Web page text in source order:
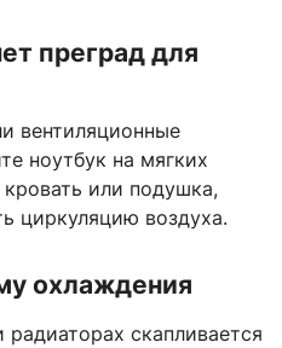
преград для
вентиляционные
ноутбук на мягких
кровать или подушка,
циркуляцию воздуха.
охлаждения
скапливается